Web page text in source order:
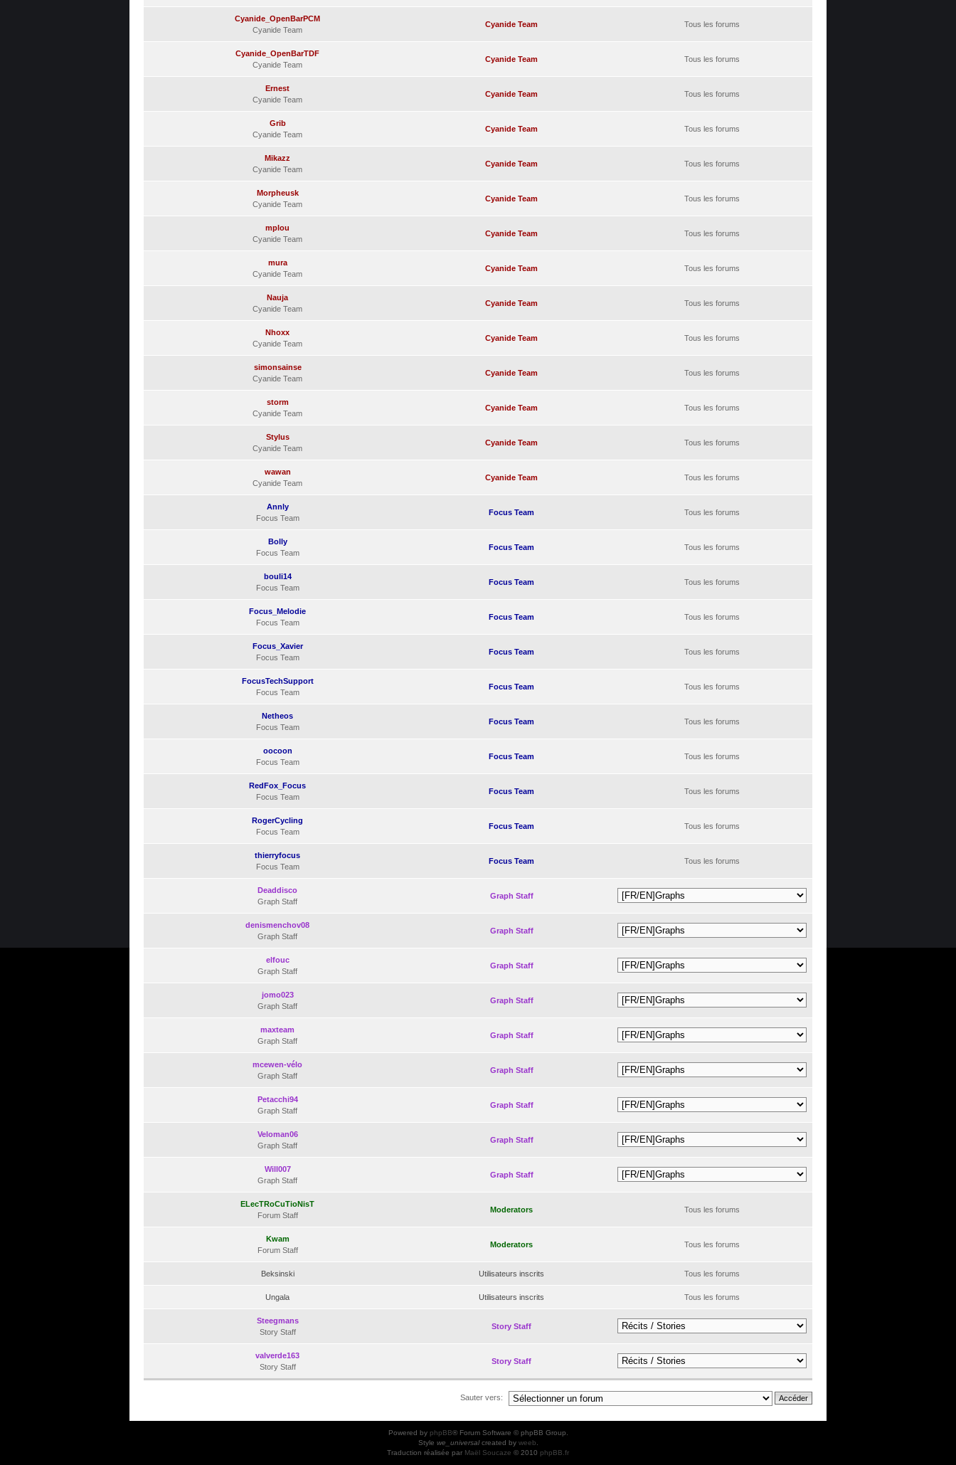
Cyanide_OpenBarPCM
Cyanide Team
Cyanide Team Tous les forums
Cyanide_OpenBarTDF
Cyanide Team
Cyanide Team Tous les forums
Ernest
Cyanide Team
Cyanide Team Tous les forums
Grib
Cyanide Team
Cyanide Team Tous les forums
Mikazz
Cyanide Team
Cyanide Team Tous les forums
Morpheusk
Cyanide Team
Cyanide Team Tous les forums
mplou
Cyanide Team
Cyanide Team Tous les forums
mura
Cyanide Team
Cyanide Team Tous les forums
Nauja
Cyanide Team
Cyanide Team Tous les forums
Nhoxx
Cyanide Team
Cyanide Team Tous les forums
simonsainse
Cyanide Team
Cyanide Team Tous les forums
storm
Cyanide Team
Cyanide Team Tous les forums
Stylus
Cyanide Team
Cyanide Team Tous les forums
wawan
Cyanide Team
Cyanide Team Tous les forums
Annly
Focus Team
Focus Team Tous les forums
Bolly
Focus Team
Focus Team Tous les forums
bouli14
Focus Team
Focus Team Tous les forums
Focus_Melodie
Focus Team
Focus Team Tous les forums
Focus_Xavier
Focus Team
Focus Team Tous les forums
FocusTechSupport
Focus Team
Focus Team Tous les forums
Netheos
Focus Team
Focus Team Tous les forums
oocoon
Focus Team
Focus Team Tous les forums
RedFox_Focus
Focus Team
Focus Team Tous les forums
RogerCycling
Focus Team
Focus Team Tous les forums
thierryfocus
Focus Team
Focus Team Tous les forums
Deaddisco
Graph Staff
Graph Staff
denismenchov08
Graph Staff
Graph Staff
elfouc
Graph Staff
Graph Staff
jomo023
Graph Staff
Graph Staff
maxteam
Graph Staff
Graph Staff
mcewen-vélo
Graph Staff
Graph Staff
Petacchi94
Graph Staff
Graph Staff
Veloman06
Graph Staff
Graph Staff
Will007
Graph Staff
Graph Staff
ELecTRoCuTioNisT
Forum Staff
Moderators Tous les forums
Kwam
Forum Staff
Moderators Tous les forums
Beksinski Utilisateurs inscrits Tous les forums
Ungala Utilisateurs inscrits Tous les forums
Steegmans
Story Staff
Story Staff
valverde163
Story Staff
Story Staff
Sauter vers:
Powered by phpBB® Forum Software © phpBB Group.
Style we_universalcreated by weeb
Traduction réalisée par Maël Soucaze © 2010 phpBB.fr